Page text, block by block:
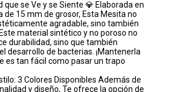
que se Ve y se Siente 💎 Elaborada en
de 15 mm de grosor, Esta Mesita no
agradable, sino también
material sintético y no poroso no
durabilidad, sino que también
desarrollo de bacterias. ¡Mantenerla
es tan fácil como pasar un trapo
3 Colores Disponibles Además de
y diseño, Te ofrece la opción de